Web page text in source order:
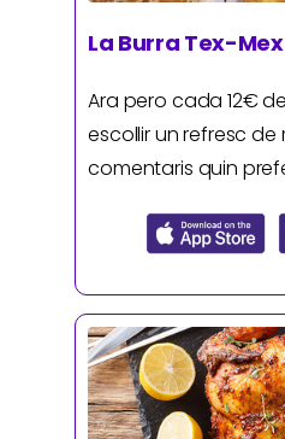
La Burra Tex-Mex
Ara pero cada 12€
escollir un refresc de
comentaris quin